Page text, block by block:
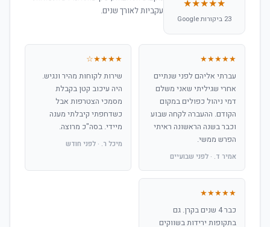
★★★★★
23 ביקורות Google
עקביות לאורך שנים.
★★★★★
עברתי אליהם לפני שנתיים
אחרי שגיליתי שאני משלם
דמי ניהול כפולים במקום
הקודם. ההעברה לקחה שבוע
וכבר בשנה הראשונה ראיתי
הפרש ממשי.
אמיר ד. · לפני שבועיים
★★★★☆
שירות לקוחות מהיר ונגיש.
היה עיכוב קטן בקבלת
מסמכי הצטרפות אבל
כשדחפתי קיבלתי מענה
מיידי. בסה"כ מרוצה.
מיכל ר. · לפני חודש
★★★★★
כבר 4 שנים בקרן. גם
בתקופות ירידות בשווקים